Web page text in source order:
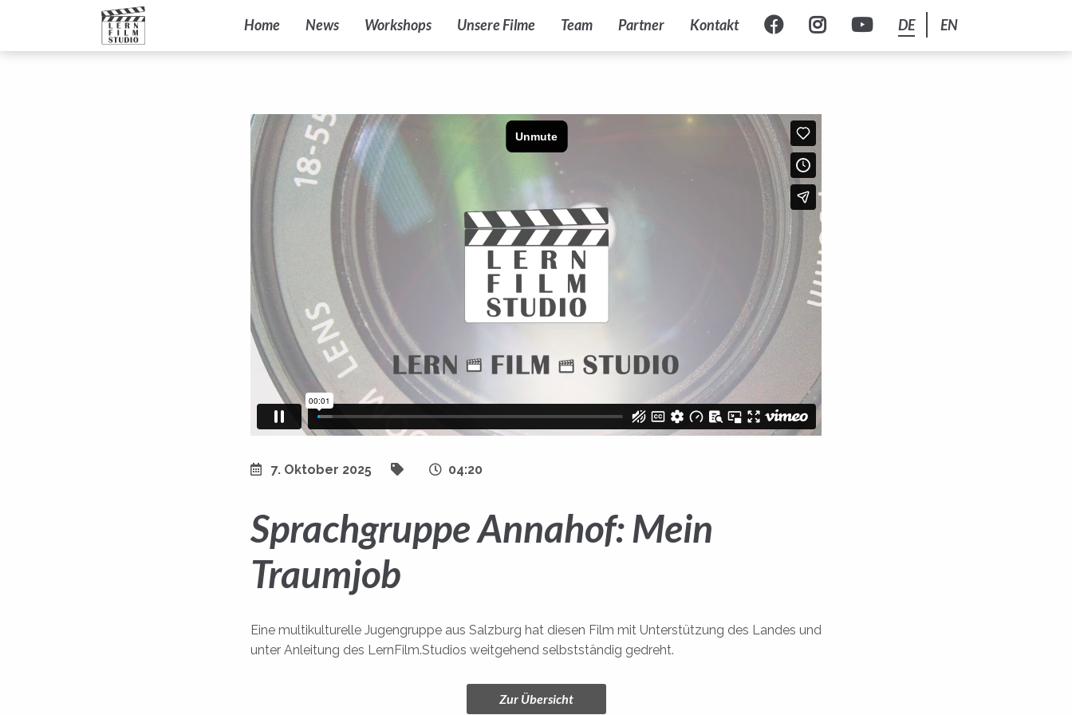
Home News Workshops Unsere Filme Team Partner Kontakt DE EN
Eine multikulturelle Jugengruppe aus Salzburg hat diesen Film mit Unterstützung des Landes und
unter Anleitung des LernFilm.Studios weitgehend selbstständig gedreht.
Zur Übersicht
7. Oktober 2025 04:20
Sprachgruppe Annahof: Mein
Traumjob